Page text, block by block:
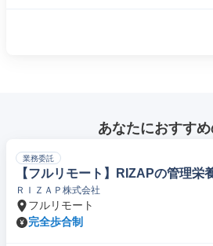
あなたにおすす
業務委託
【フルリモート】RIZAPの管理栄
ＲＩＺＡＰ株式会社
フルリモート
完全歩合制